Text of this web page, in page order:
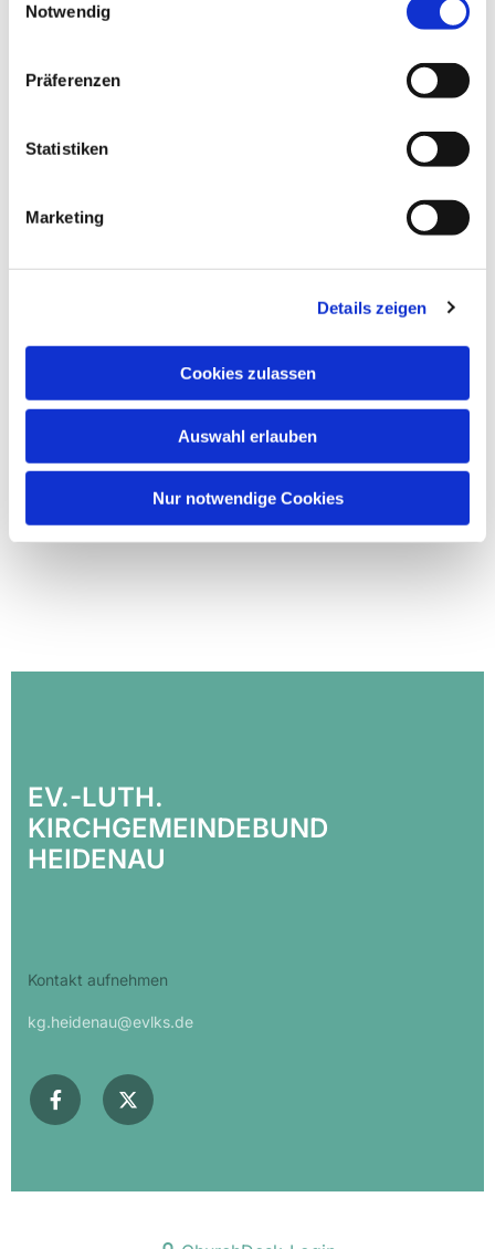
Notwendig
Präferenzen
Statistiken
Marketing
Details zeigen
Cookies zulassen
Auswahl erlauben
Nur notwendige Cookies
EV.-LUTH.
KIRCHGEMEINDEBUND
HEIDENAU
Kontakt aufnehmen
kg.heidenau@evlks.de